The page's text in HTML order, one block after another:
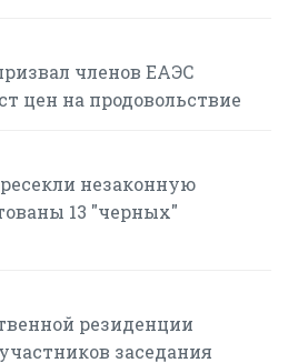
членов ЕАЭС
цен на продовольствие
незаконную
13 "черных"
резиденции
заседания